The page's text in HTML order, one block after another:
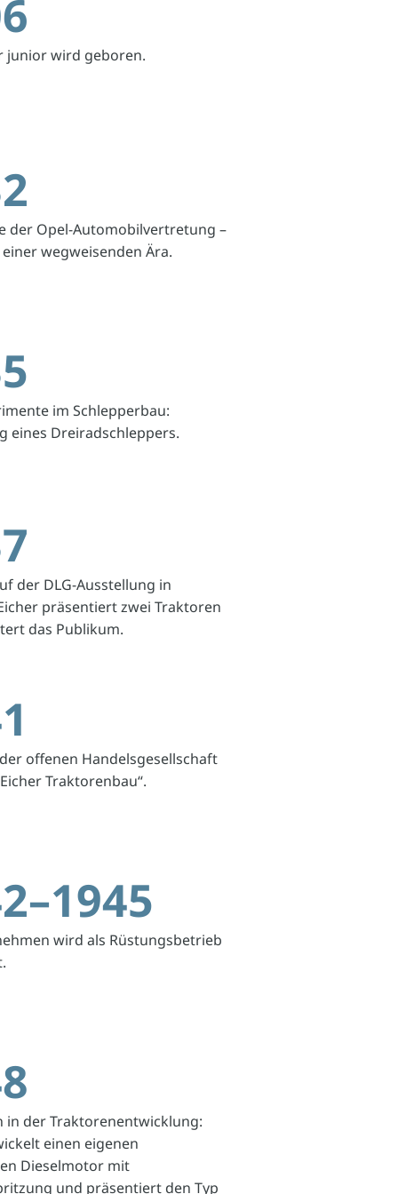
junior wird geboren.
der Opel-Automobilvertretung –
wegweisenden Ära.
im Schlepperbau:
eines Dreiradschleppers.
der DLG-Ausstellung in
präsentiert zwei Traktoren
das Publikum.
offenen Handelsgesellschaft
Traktorenbau“.
wird als Rüstungsbetrieb
in der Traktorenentwicklung:
einen eigenen
Dieselmotor mit
und präsentiert den Typ